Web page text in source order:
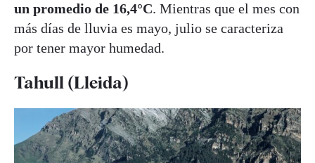
un promedio de 16,4°C. Mientras que el mes con
más días de lluvia es mayo, julio se caracteriza
por tener mayor humedad.
Tahull (Lleida)